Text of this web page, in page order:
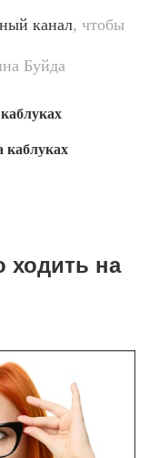
канал, чтобы
Буйда
каблуках
ходить на